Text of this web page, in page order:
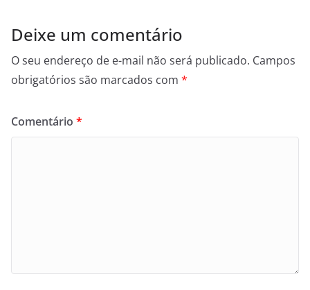
Deixe um comentário
O seu endereço de e-mail não será publicado. Campos
obrigatórios são marcados com *
Comentário *